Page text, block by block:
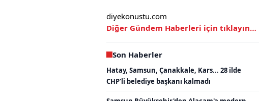
diyekonustu.com
Diğer Gündem Haberleri için tıklayın…
Son Haberler
Hatay, Samsun, Çanakkale, Kars... 28 ilde
CHP'li belediye başkanı kalmadı